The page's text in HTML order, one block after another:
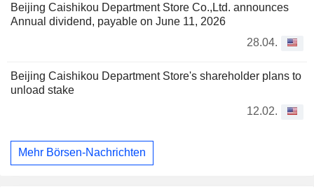
Beijing Caishikou Department Store Co.,Ltd. announces
Annual dividend, payable on June 11, 2026
28.04.
Beijing Caishikou Department Store's shareholder plans to
unload stake
12.02.
Mehr Börsen-Nachrichten